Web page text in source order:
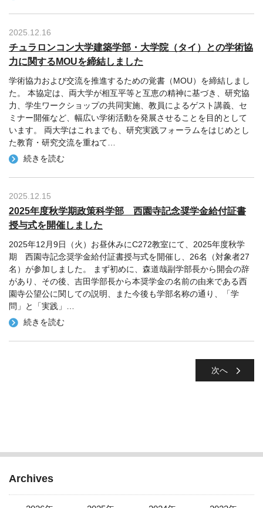
2025.12.16
チュラロンコン大学建築学部・大学院（タイ）との学術協
力に関するMOUを締結しました
学術協力および交流を推進するための覚書（MOU）を締結しまし
た。 本協定は、両大学が相互平等と互恵の精神に基づき、研究協
力、学生ワークショップの共同実施、教員によるゲスト講義、セ
ミナー開催など、幅広い学術活動を発展させることを目的として
います。 両大学はこれまでも、研究実践フォーラムをはじめとし
た教育・研究交流を重ねて
続きを読む
2025.12.15
2025年度秋学期政策科学部 西園寺記念奨学金給付証書
授与式を開催しました
2025年12月9日（火）お昼休みにC272教室にて、2025年度秋学
期 西園寺記念奨学金給付証書授与式を開催し、26名（対象者27
名）が参加しました。 まず初めに、森道哉副学部長から開会の辞
があり、その後、吉田学部長から本奨学金の名前の由来である西
園寺公望公に関しての説明、また今後も学部名称の通り、「学
問」と「実践」
続きを読む
次へ
Archives